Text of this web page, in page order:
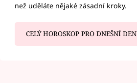
než uděláte nějaké zásadní kroky.
CELÝ HOROSKOP PRO DNEŠNÍ DEN